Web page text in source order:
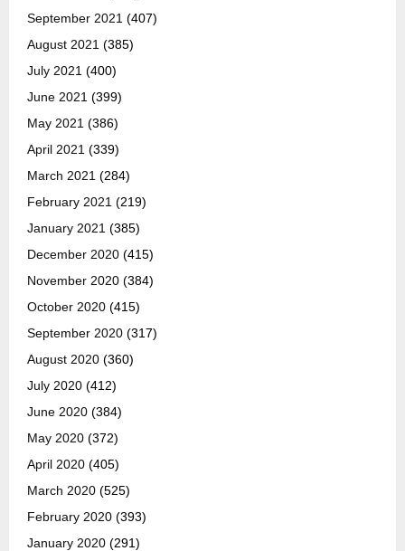
September 2021 (407)
August 2021 (385)
July 2021 (400)
June 2021 (399)
May 2021 (386)
April 2021 (339)
March 2021 (284)
February 2021 (219)
January 2021 (385)
December 2020 (415)
November 2020 (384)
October 2020 (415)
September 2020 (317)
August 2020 (360)
July 2020 (412)
June 2020 (384)
May 2020 (372)
April 2020 (405)
March 2020 (525)
February 2020 (393)
January 2020 (291)